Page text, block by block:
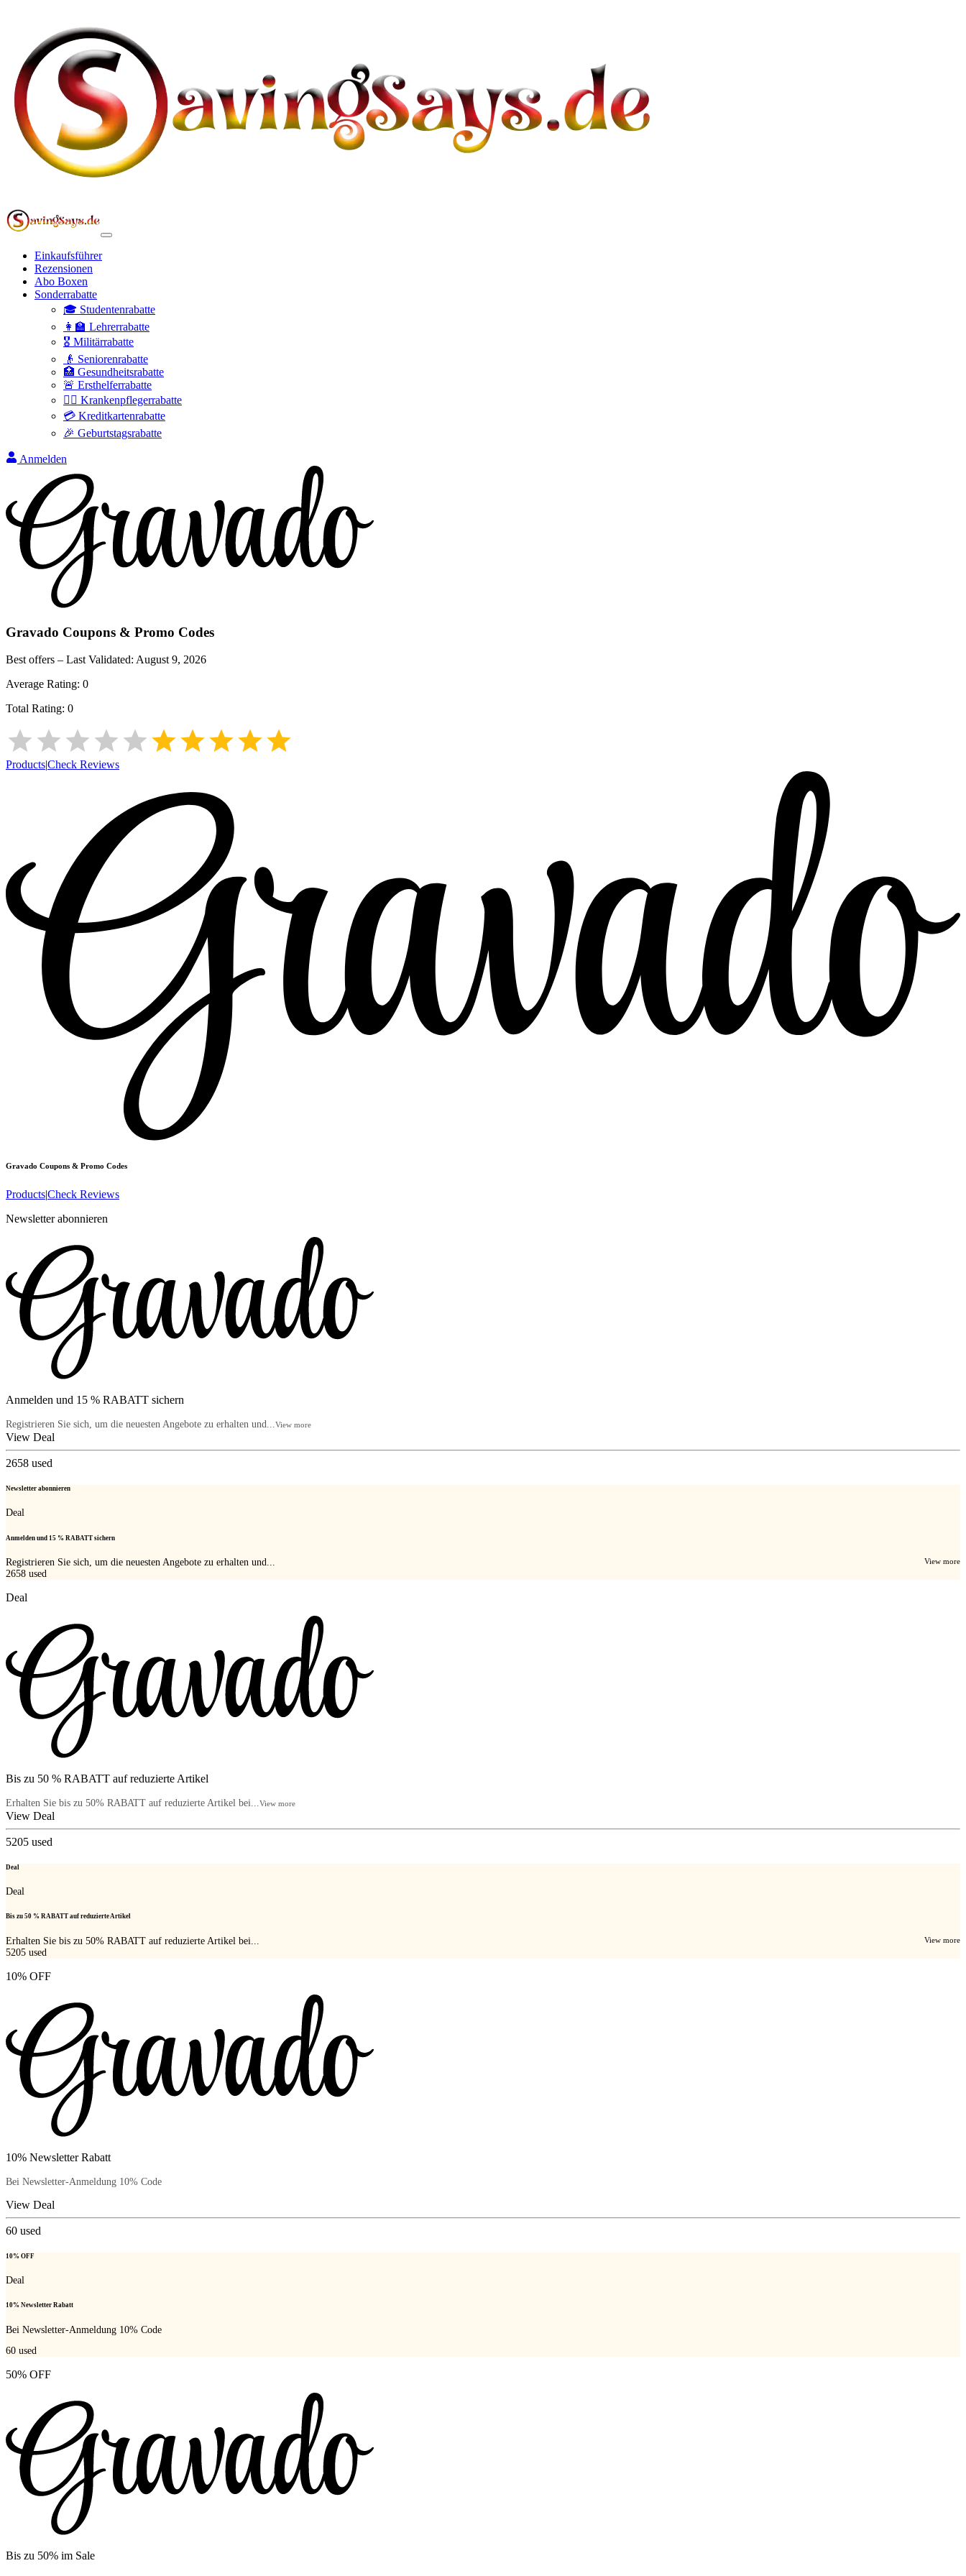
Einkaufsführer
Rezensionen
Abo Boxen
Sonderrabatte
🎓 Studentenrabatte
👩‍🏫 Lehrerrabatte
🎖️ Militärrabatte
👴 Seniorenrabatte
🏥 Gesundheitsrabatte
🚨 Ersthelferrabatte
👩‍⚕️ Krankenpflegerrabatte
💳 Kreditkartenrabatte
🎉 Geburtstagsrabatte
Anmelden
Gravado Coupons & Promo Codes
Best offers – Last Validated: August 9, 2026
Average Rating: 0
Total Rating: 0
Products|Check Reviews
Gravado Coupons & Promo Codes
Products|Check Reviews
Newsletter abonnieren
Anmelden und 15 % RABATT sichern
Registrieren Sie sich, um die neuesten Angebote zu erhalten und... View more
View Deal
2658 used
Newsletter abonnieren
Deal
Anmelden und 15 % RABATT sichern
Registrieren Sie sich, um die neuesten Angebote zu erhalten und... View more
2658 used
Deal
Bis zu 50 % RABATT auf reduzierte Artikel
Erhalten Sie bis zu 50% RABATT auf reduzierte Artikel bei... View more
View Deal
5205 used
Deal
Deal
Bis zu 50 % RABATT auf reduzierte Artikel
Erhalten Sie bis zu 50% RABATT auf reduzierte Artikel bei... View more
5205 used
10% OFF
10% Newsletter Rabatt
Bei Newsletter-Anmeldung 10% Code
View Deal
60 used
10% OFF
Deal
10% Newsletter Rabatt
Bei Newsletter-Anmeldung 10% Code
60 used
50% OFF
Bis zu 50% im Sale